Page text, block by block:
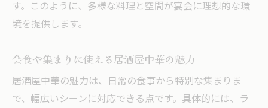
す。このように、多様な料理と空間が宴会に理想的な環
境を提供します。
会食や集まりに使える居酒屋中華の魅力
居酒屋中華の魅力は、日常の食事から特別な集まりま
で、幅広いシーンに対応できる点です。具体的には、ラ